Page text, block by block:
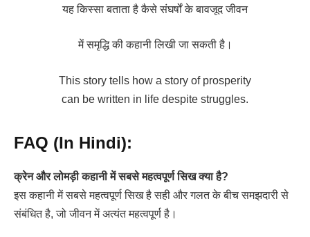
यह किस्सा बताता है कैसे संघर्षों के बावजूद जीवन
में समृद्धि की कहानी लिखी जा सकती है।
This story tells how a story of prosperity
can be written in life despite struggles.
FAQ (In Hindi):
क्रेन और लोमड़ी कहानी में सबसे महत्वपूर्ण सिख क्या है?
इस कहानी में सबसे महत्वपूर्ण सिख है सही और गलत के बीच समझदारी से
संबंधित है, जो जीवन में अत्यंत महत्वपूर्ण है।